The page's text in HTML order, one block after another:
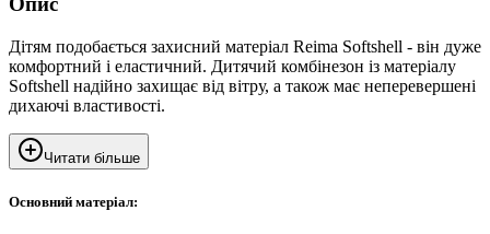
Дітям подобається захисний матеріал Reima Softshell - він дуже
комфортний і еластичний. Дитячий комбінезон із матеріалу
Softshell надійно захищає від вітру, а також має неперевершені
дихаючі властивості.
Читати більше
Основний матеріал: